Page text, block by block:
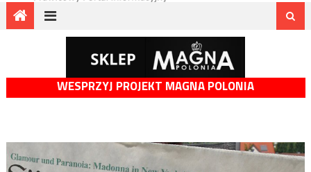
WESPRZYJ PROJEKT MAGNA POLONIA